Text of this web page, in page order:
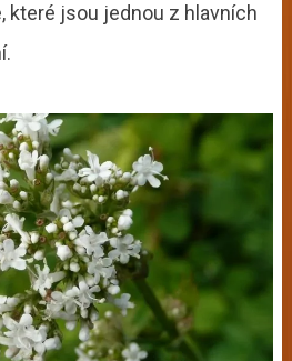
které jsou jednou z hlavních